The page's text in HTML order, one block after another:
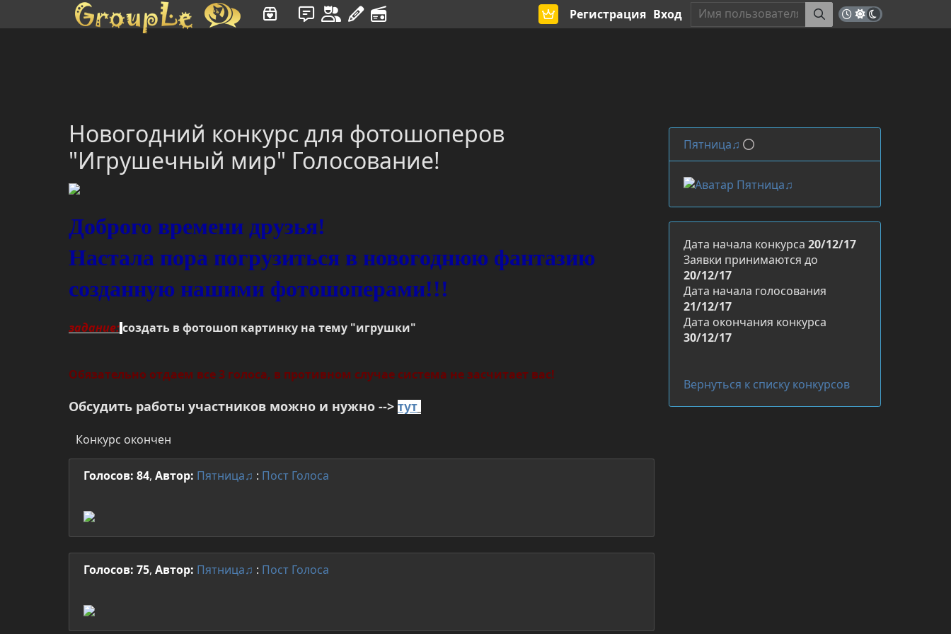
Регистрация Вход
Новогодний конкурс для фотошоперов
"Игрушечный мир" Голосование!
Доброго времени друзья!
Настала пора погрузиться в новогоднюю фантазию
созданную нашими фотошоперами!!!
задание:создать в фотошоп картинку на тему "игрушки"
Обязательно отдаем все 3 голоса, в противном случае система не засчитает вас!
Обсудить работы участников можно и нужно --> тут
Конкурс окончен
Голосов: 84, Автор: Пятница♫ : Пост Голоса
Голосов: 75, Автор: Пятница♫ : Пост Голоса
Пятница♫
Дата начала конкурса 20/12/17
Заявки принимаются до
20/12/17
Дата начала голосования
21/12/17
Дата окончания конкурса
30/12/17
Вернуться к списку конкурсов
Имя пользователя или произведение